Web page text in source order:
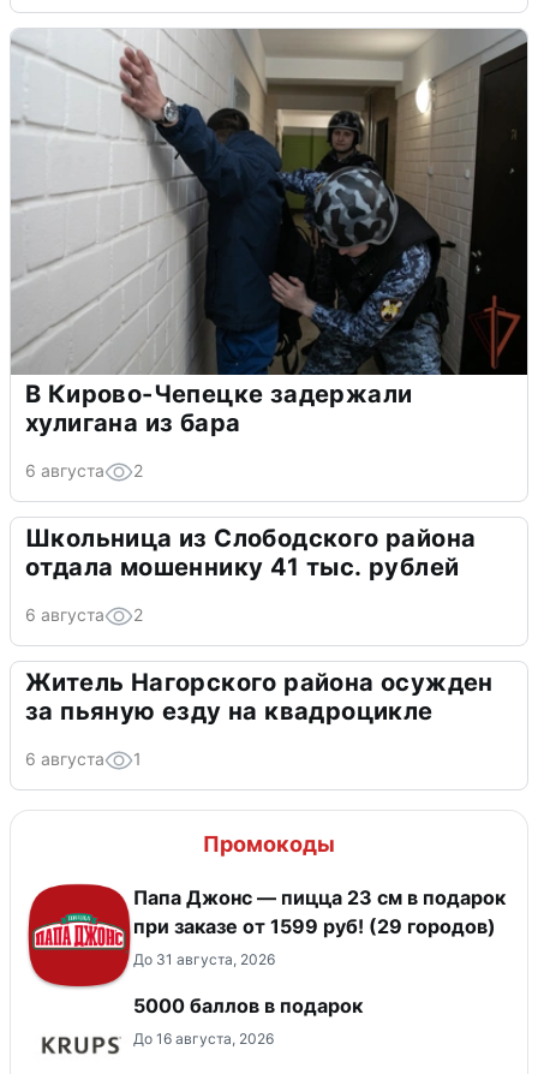
В Кирово-Чепецке задержали
хулигана из бара
6 августа 2
Школьница из Слободского района
отдала мошеннику 41 тыс. рублей
6 августа 2
Житель Нагорского района осужден
за пьяную езду на квадроцикле
6 августа 1
Промокоды
Папа Джонс — пицца 23 см в подарок
при заказе от 1599 руб! (29 городов)
До 31 августа, 2026
5000 баллов в подарок
До 16 августа, 2026